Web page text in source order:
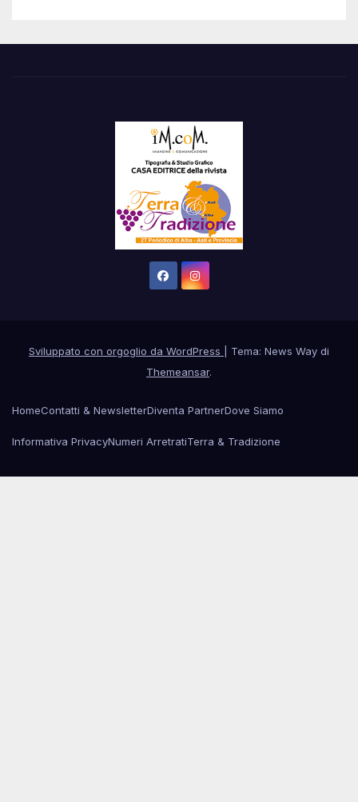
Sviluppato con orgoglio da WordPress
Tema: News Way di
Themeansar.
HomeContatti & NewsletterDiventa PartnerDove Siamo
Informativa PrivacyNumeri ArretratiTerra & Tradizione